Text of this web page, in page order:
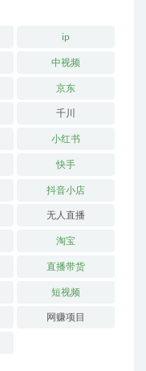
ip
中视频
京东
千川
小红书
快手
抖音小店
无人直播
淘宝
直播带货
短视频
网赚项目